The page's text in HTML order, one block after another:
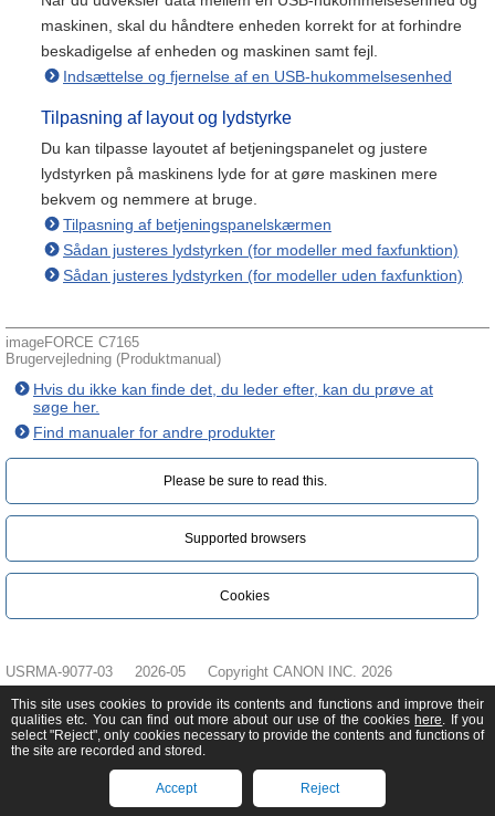
maskinen, skal du håndtere enheden korrekt for at forhindre
beskadigelse af enheden og maskinen samt fejl.
Indsættelse og fjernelse af en USB-hukommelsesenhed
Tilpasning af layout og lydstyrke
Du kan tilpasse layoutet af betjeningspanelet og justere
lydstyrken på maskinens lyde for at gøre maskinen mere
bekvem og nemmere at bruge.
Tilpasning af betjeningspanelskærmen
Sådan justeres lydstyrken (for modeller med faxfunktion)
Sådan justeres lydstyrken (for modeller uden faxfunktion)
imageFORCE C7165
Brugervejledning (Produktmanual)
Hvis du ikke kan finde det, du leder efter, kan du prøve at
søge her.
Find manualer for andre produkter
Please be sure to read this.‎
Supported browsers
Cookies
USRMA-9077-03 2026-05 Copyright CANON INC. 2026
This site uses cookies to provide its contents and functions and improve their
qualities etc. You can find out more about our use of the cookies here. If you
select "Reject", only cookies necessary to provide the contents and functions of
the site are recorded and stored.
Accept Reject